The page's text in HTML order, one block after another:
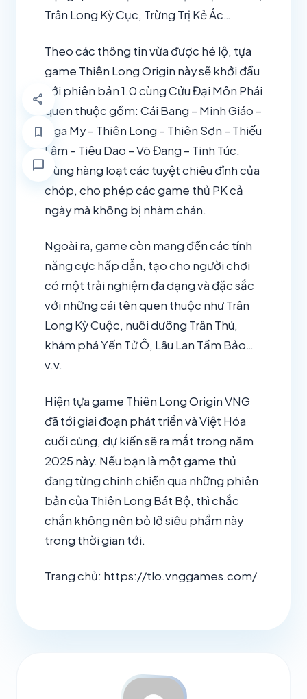
share
bookmark
chat_bubble
Trân Long Kỳ Cục, Trừng Trị Kẻ Ác…
Theo các thông tin vừa được hé lộ, tựa
game Thiên Long Origin này sẽ khởi đầu
với phiên bản 1.0 cùng Cửu Đại Môn Phái
quen thuộc gồm: Cái Bang – Minh Giáo –
Nga My – Thiên Long – Thiên Sơn – Thiếu
Lâm – Tiêu Dao – Võ Đang – Tinh Túc.
Cùng hàng loạt các tuyệt chiêu đỉnh của
chóp, cho phép các game thủ PK cả
ngày mà không bị nhàm chán.
Ngoài ra, game còn mang đến các tính
năng cực hấp dẫn, tạo cho người chơi
có một trải nghiệm đa dạng và đặc sắc
với những cái tên quen thuộc như Trân
Long Kỳ Cuộc, nuôi dưỡng Trân Thú,
khám phá Yến Tử Ô, Lâu Lan Tầm Bảo…
v.v.
Hiện tựa game Thiên Long Origin VNG
đã tới giai đoạn phát triển và Việt Hóa
cuối cùng, dự kiến sẽ ra mắt trong năm
2025 này. Nếu bạn là một game thủ
đang từng chinh chiến qua những phiên
bản của Thiên Long Bát Bộ, thì chắc
chắn không nên bỏ lỡ siêu phẩm này
trong thời gian tới.
Trang chủ: https://tlo.vnggames.com/